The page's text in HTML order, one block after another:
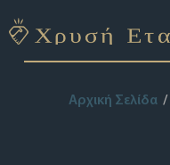
Αρχική Σελίδα